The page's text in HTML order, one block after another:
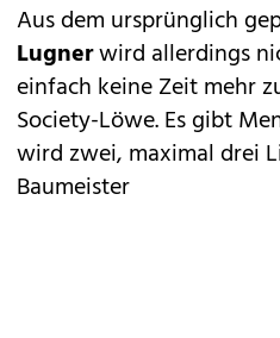
Aus dem ursprünglich
Lugnerwird allerdings
einfach keine Zeit mehr
Society-Löwe. Es gibt
wird zwei, maximal drei
Baumeister